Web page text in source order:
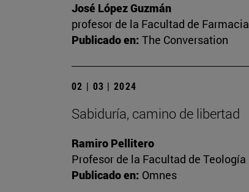
José López Guzmán
profesor de la Facultad de Farmacia
Publicado en: The Conversation
02 | 03 | 2024
Sabiduría, camino de libertad
Ramiro Pellitero
Profesor de la Facultad de Teología
Publicado en: Omnes